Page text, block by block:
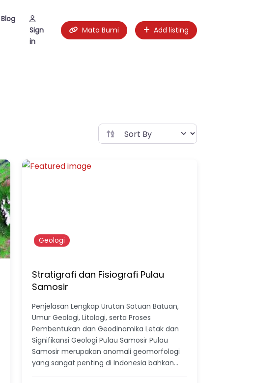
Blog
Sign
in
Mata Bumi Add listing
Geologi
Stratigrafi dan Fisiografi Pulau
Samosir
Penjelasan Lengkap Urutan Satuan Batuan,
Umur Geologi, Litologi, serta Proses
Pembentukan dan Geodinamika Letak dan
Signifikansi Geologi Pulau Samosir Pulau
Samosir merupakan anomali geomorfologi
yang sangat penting di Indonesia bahkan…